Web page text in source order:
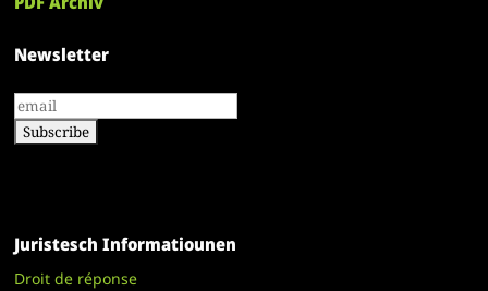
Newsletter
Juristesch Informatiounen
Droit de réponse